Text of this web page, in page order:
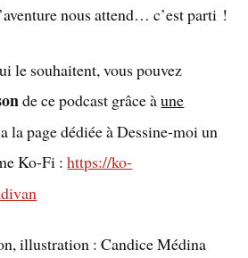
nous attend… c’est parti !
le souhaitent, vous pouvez
de ce podcast grâce àune
la page dédiée à Dessine-moi un
Ko-Fi :https://ko-
illustration : Candice Médina